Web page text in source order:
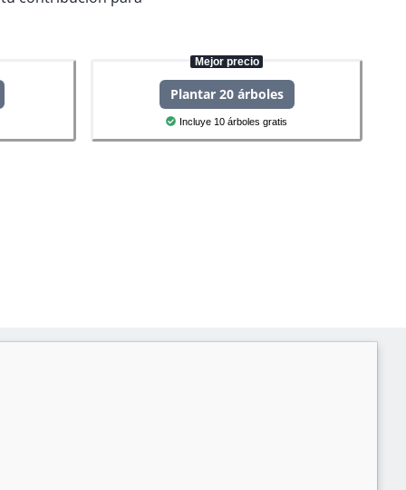
Mejor precio
Plantar 20 árboles
Incluye 10 árboles gratis